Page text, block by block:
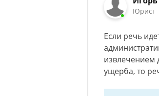
Юрист
Если речь
извлечением
ущерба, то